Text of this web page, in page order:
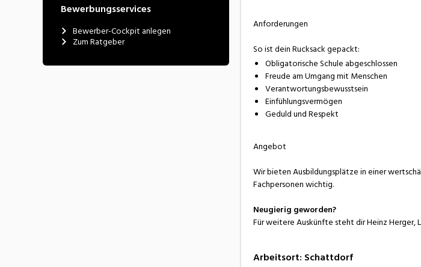
Bewerbungsservices
Bewerber-Cockpit anlegen
Zum Ratgeber
Anforderungen
So ist dein Rucksack gepackt:
Obligatorische Schule abgeschlossen
Freude am Umgang mit Menschen
Verantwortungsbewusstsein
Einfühlungsvermögen
Geduld und Respekt
Angebot
Wir bieten Ausbildungsplätze in einer
Fachpersonen wichtig.
Neugierig geworden?
Für weitere Auskünfte steht dir Heinz Herger,
Arbeitsort: Schattdorf